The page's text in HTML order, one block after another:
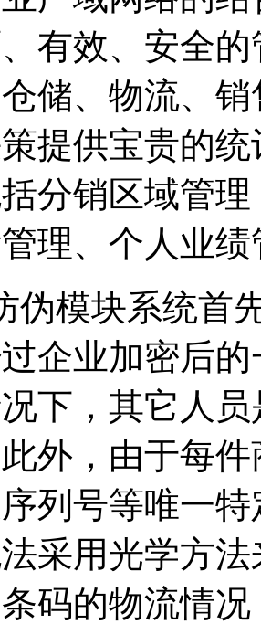
有效、安全
储、物流、
提供宝贵的
分销区域管
理、个人业
伪模块系统首
企业加密后
下，其它人
外，由于每
列号等唯一
采用光学方
码的物流情